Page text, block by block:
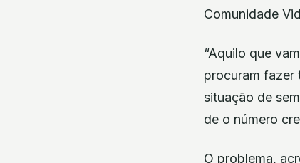
Comunidade
“Aquilo que
procuram fazer
situação de
de o número
O problema,